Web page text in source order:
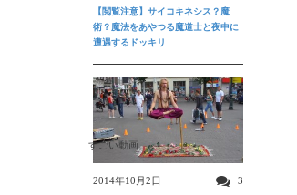
【閲覧注意】サイコキネシス？魔
術？魔法をあやつる魔道士と夜中に
遭遇するドッキリ
すごい動画
2014年10月2日 3